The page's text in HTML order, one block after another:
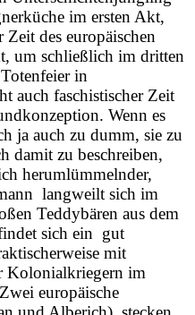
im ersten Akt,
des europäischen
um schließlich im dritten
in
auch faschistischer Zeit
Wenn es
ja auch zu dumm, sie zu
damit zu beschreiben,
herumlümmelnder,
langweilt sich im
Teddybären aus dem
sich ein gut
mit
Kolonialkriegern im
europäische